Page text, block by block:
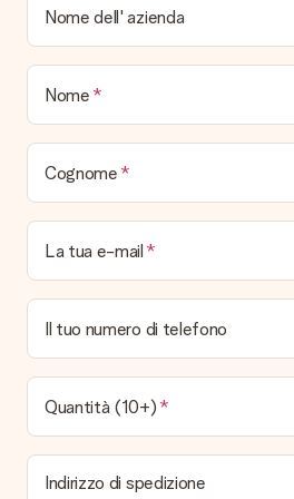
questo modo il regalo sarà già
continuamente aggiornate e
Quali sono i tempi di consegna e
regalo?
I tempi di consegna sono
del prodotto desiderato. Le date
base ai tempi di consegna indicati
Quali sono le opzioni di consegna
sill'opzione da selezionare contatta il
Pagamento
Come posso pagare il mio ordine?
É possibile scegliere tra le seguenti
Nome dell' azienda
Nome
Cognome
La tua e-mail
Il tuo numero di telefono
Quantità (10+)
Indirizzo di spedizione